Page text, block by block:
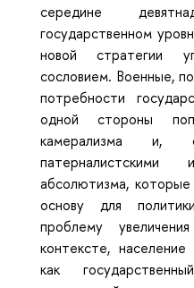
середине
государственном
новой стратегии
сословием. Военные,
потребности
одной стороны
камерализма и,
патерналистскими
абсолютизма,
основу для
проблему
контексте,
как